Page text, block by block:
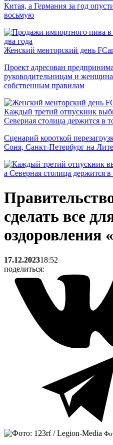
Китая, а Германия за год
восьмую
Женский менторский день
Проект адресован
руководительницам и
собственным правилам
Каждый третий отпускник
Северная столица держится в
Сценарий короткой
Соня, Санкт-Петербург на
сделать все
оздоровления
17.12.202318:52
поделиться: